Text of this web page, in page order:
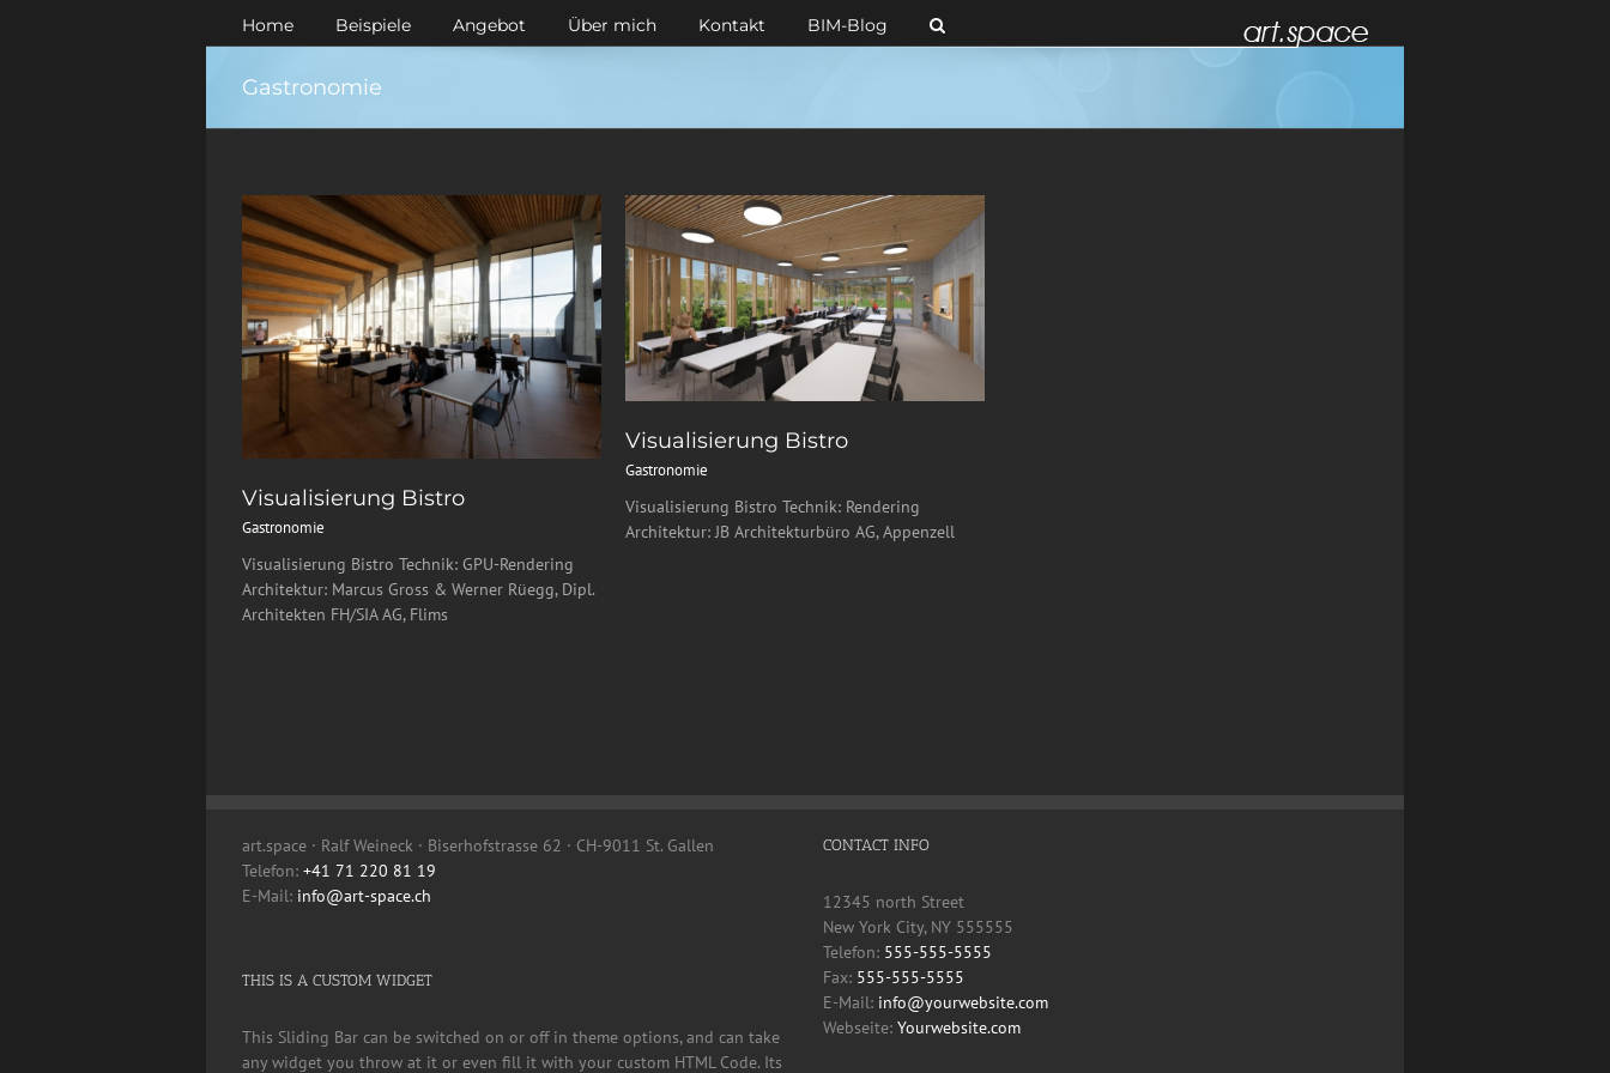
Home Beispiele Angebot Über mich Kontakt BIM-Blog
Gastronomie
Visualisierung Bistro
Gastronomie
Visualisierung Bistro Technik: GPU-Rendering
Architektur: Marcus Gross & Werner Rüegg, Dipl.
Architekten FH/SIA AG, Flims
Visualisierung Bistro
Gastronomie
Visualisierung Bistro Technik: Rendering
Architektur: JB Architekturbüro AG, Appenzell
art.space · Ralf Weineck · Biserhofstrasse 62 · CH-9011 St. Gallen
Telefon: +41 71 220 81 19
E-Mail: info@art-space.ch
THIS IS A CUSTOM WIDGET
This Sliding Bar can be switched on or off in theme options, and can take
any widget you throw at it or even fill it with your custom HTML Code. Its
CONTACT INFO
12345 north Street
New York City, NY 555555
Telefon: 555-555-5555
Fax: 555-555-5555
E-Mail: info@yourwebsite.com
Webseite: Yourwebsite.com